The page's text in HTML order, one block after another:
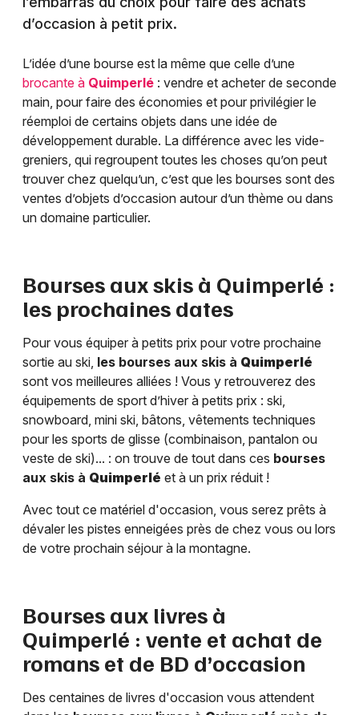
d’occasion à petit prix.
L’idée d’une bourse est la même que celle d’une
brocante à Quimperlé : vendre et acheter de seconde
main, pour faire des économies et pour privilégier le
réemploi de certains objets dans une idée de
développement durable. La différence avec les vide-
greniers, qui regroupent toutes les choses qu’on peut
trouver chez quelqu’un, c’est que les bourses sont des
ventes d’objets d’occasion autour d’un thème ou dans
un domaine particulier.
Bourses aux skis à Quimperlé :
les prochaines dates
Pour vous équiper à petits prix pour votre prochaine
sortie au ski, les bourses aux skis à Quimperlé
sont vos meilleures alliées ! Vous y retrouverez des
équipements de sport d’hiver à petits prix : ski,
snowboard, mini ski, bâtons, vêtements techniques
pour les sports de glisse (combinaison, pantalon ou
veste de ski)... : on trouve de tout dans ces bourses
aux skis à Quimperlé et à un prix réduit !
Avec tout ce matériel d'occasion, vous serez prêts à
dévaler les pistes enneigées près de chez vous ou lors
de votre prochain séjour à la montagne.
Bourses aux livres à
Quimperlé : vente et achat de
romans et de BD d’occasion
Des centaines de livres d'occasion vous attendent